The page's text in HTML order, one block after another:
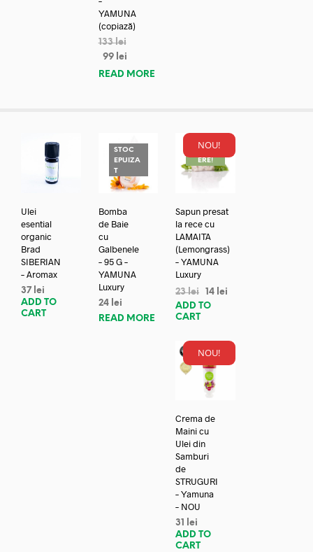
YAMUNA
(copiază)
133lei
99 lei
READ MORE
Ulei
esential
organic
Brad
SIBERIAN
– Aromax
37 lei
ADD TO
CART
STOC
EPUIZA
T
Bomba
de Baie
cu
Galbenele
– 95 G –
YAMUNA
Luxury
24 lei
READ MORE
NOU!
REDUC
ERE!
Sapun presat
la rece cu
LAMAITA
(Lemongrass)
– YAMUNA
Luxury
23lei 14 lei
ADD TO
CART
NOU!
Crema de
Maini cu
Ulei din
Samburi
de
STRUGURI
– Yamuna
– NOU
31
lei
ADD TO
CART